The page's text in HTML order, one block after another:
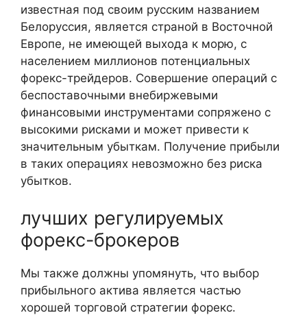
известная под своим русским названием
Белоруссия, является страной в Восточной
Европе, не имеющей выхода к морю, с
населением миллионов потенциальных
форекс-трейдеров. Совершение операций с
беспоставочными внебиржевыми
финансовыми инструментами сопряжено с
высокими рисками и может привести к
значительным убыткам. Получение прибыли
в таких операциях невозможно без риска
убытков.
лучших регулируемых
форекс-брокеров
Мы также должны упомянуть, что выбор
прибыльного актива является частью
хорошей торговой стратегии форекс.